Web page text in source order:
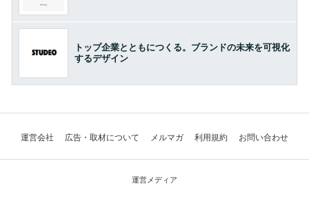
トップ企業とともにつくる。ブランドの未来を可視化
するデザイン
運営会社 広告・取材について メルマガ 利用規約 お問い合わせ
運営メディア